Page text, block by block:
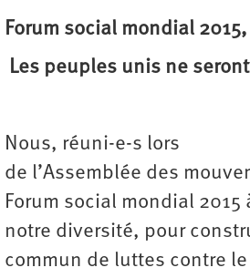
Forum social mondial 2015,
Les peuples unis ne
Nous, réuni-e-s lors
de l’Assemblée des
Forum social mondial 2015
notre diversité, pour
commun de luttes contre